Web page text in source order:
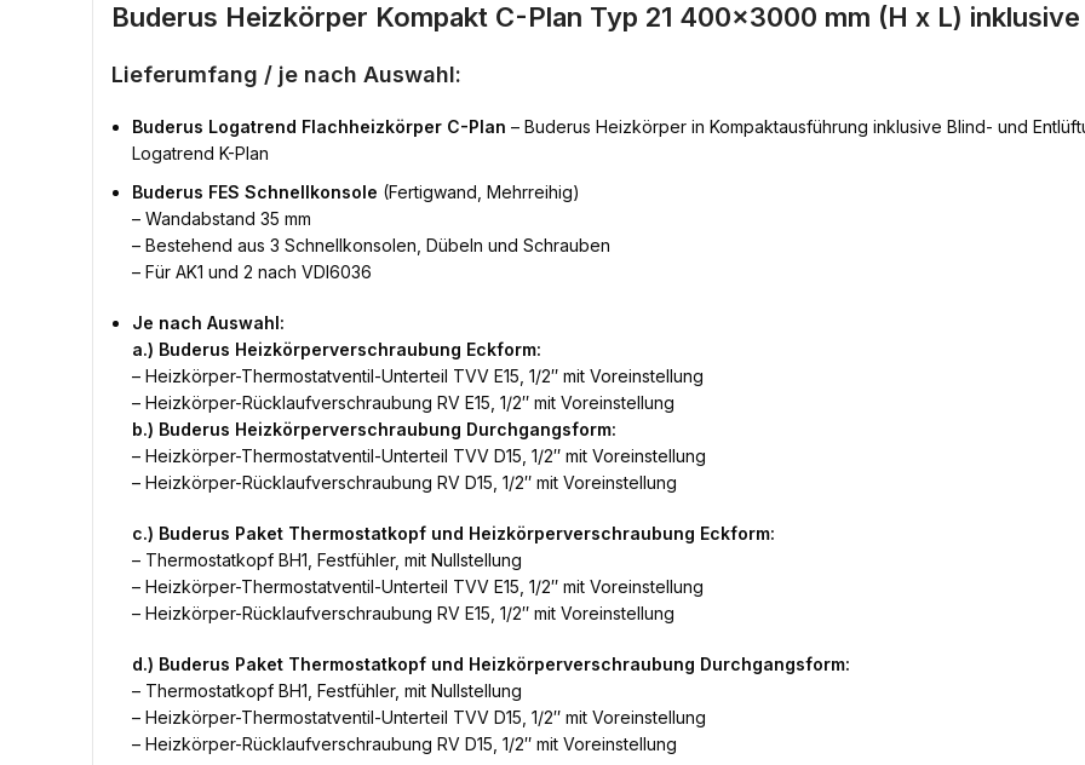
Buderus Heizkörper Kompakt C-Plan Typ 21 400×3000 mm (H x L)
Lieferumfang / je nach Auswahl:
Buderus Logatrend Flachheizkörper C-Plan – Buderus Heizkörper in Kompaktausführung inklusive Blind- und
Logatrend K-Plan
Buderus FES Schnellkonsole (Fertigwand, Mehrreihig)
– Wandabstand 35 mm
– Bestehend aus 3 Schnellkonsolen, Dübeln und Schrauben
– Für AK1 und 2 nach VDI6036
Je nach Auswahl:
a.) Buderus Heizkörperverschraubung Eckform:
– Heizkörper-Thermostatventil-Unterteil TVV E15, 1/2″ mit Voreinstellung
– Heizkörper-Rücklaufverschraubung RV E15, 1/2″ mit Voreinstellung
b.) Buderus Heizkörperverschraubung Durchgangsform:
– Heizkörper-Thermostatventil-Unterteil TVV D15, 1/2″ mit Voreinstellung
– Heizkörper-Rücklaufverschraubung RV D15, 1/2″ mit Voreinstellung
c.) Buderus Paket Thermostatkopf und Heizkörperverschraubung Eckform:
– Thermostatkopf BH1, Festfühler, mit Nullstellung
– Heizkörper-Thermostatventil-Unterteil TVV E15, 1/2″ mit Voreinstellung
– Heizkörper-Rücklaufverschraubung RV E15, 1/2″ mit Voreinstellung
d.) Buderus Paket Thermostatkopf und Heizkörperverschraubung Durchgangsform:
– Thermostatkopf BH1, Festfühler, mit Nullstellung
– Heizkörper-Thermostatventil-Unterteil TVV D15, 1/2″ mit Voreinstellung
– Heizkörper-Rücklaufverschraubung RV D15, 1/2″ mit Voreinstellung